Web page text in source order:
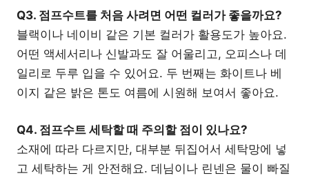
Q3. 점프수트를 처음 사려면 어떤 컬러가 좋을까요?
블랙이나 네이비 같은 기본 컬러가 활용도가 높아요.
어떤 액세서리나 신발과도 잘 어울리고, 오피스나 데
일리로 두루 입을 수 있어요. 두 번째는 화이트나 베
이지 같은 밝은 톤도 여름에 시원해 보여서 좋아요.
Q4. 점프수트 세탁할 때 주의할 점이 있나요?
소재에 따라 다르지만, 대부분 뒤집어서 세탁망에 넣
고 세탁하는 게 안전해요. 데님이나 린넨은 물이 빠질